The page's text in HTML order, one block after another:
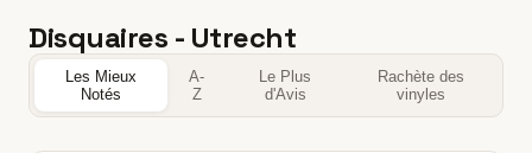
Disquaires - Utrecht
Les Mieux
Notés
A-
Z
Le Plus
d'Avis
Rachète des
vinyles